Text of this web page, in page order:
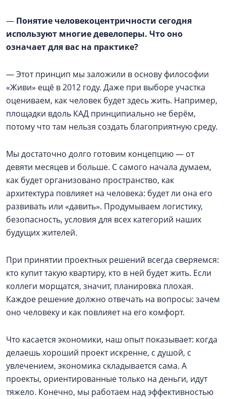
— Понятие человекоцентричности сегодня
используют многие девелоперы. Что оно
означает для вас на практике?
— Этот принцип мы заложили в основу философии
«Живи» ещё в 2012 году. Даже при выборе участка
оцениваем, как человек будет здесь жить. Например,
площадки вдоль КАД принципиально не берём,
потому что там нельзя создать благоприятную среду.
Мы достаточно долго готовим концепцию — от
девяти месяцев и больше. С самого начала думаем,
как будет организовано пространство, как
архитектура повлияет на человека: будет ли она его
развивать или «давить». Продумываем логистику,
безопасность, условия для всех категорий наших
будущих жителей.
При принятии проектных решений всегда сверяемся:
кто купит такую квартиру, кто в ней будет жить. Если
коллеги морщатся, значит, планировка плохая.
Каждое решение должно отвечать на вопросы: зачем
оно человеку и как повлияет на его комфорт.
Что касается экономики, наш опыт показывает: когда
делаешь хороший проект искренне, с душой, с
увлечением, экономика складывается сама. А
проекты, ориентированные только на деньги, идут
тяжело. Конечно, мы работаем над эффективностью